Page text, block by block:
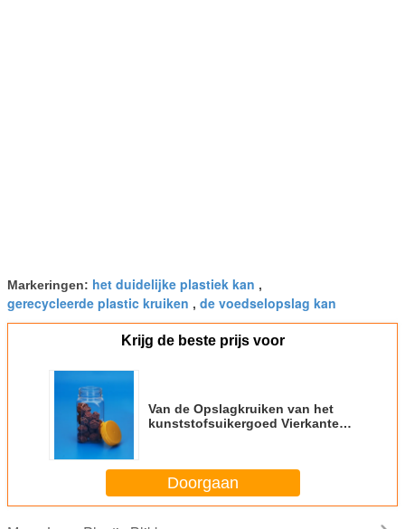
Markeringen: het duidelijke plastiek kan ,
gerecycleerde plastic kruiken , de voedselopslag kan
Krijg de beste prijs voor
Van de Opslagkruiken van het
kunststofsuikergoed Vierkante
Doorgaan